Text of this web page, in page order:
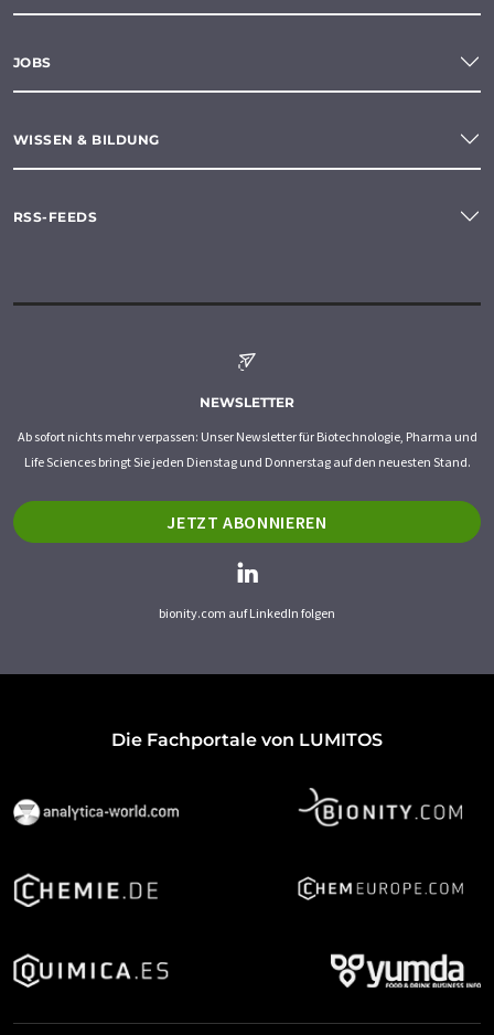
JOBS
WISSEN & BILDUNG
RSS-FEEDS
NEWSLETTER
Ab sofort nichts mehr verpassen: Unser Newsletter für Biotechnologie, Pharma und
Life Sciences bringt Sie jeden Dienstag und Donnerstag auf den neuesten Stand.
JETZT ABONNIEREN
bionity.com auf LinkedIn folgen
Die Fachportale von LUMITOS